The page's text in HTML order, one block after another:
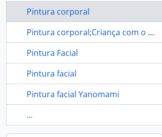
Pintura corporal
Pintura corporal;Criança com o rosto pintado.
Pintura Facial
Pintura facial
Pintura facial Yanomami
...